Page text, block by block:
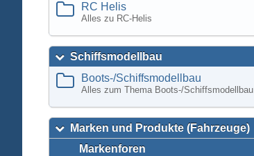
RC Helis
Alles zu RC-Helis
Schiffsmodellbau
Boots-/Schiffsmodellbau
Alles zum Thema Boots-/Schiffsmodellbau
Marken und Produkte (Fahrzeuge)
Markenforen